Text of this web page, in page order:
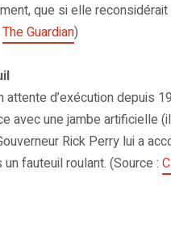
que si elle
The Guardian)
d’exécution depuis
avec une jambe artificielle
Rick Perry lui a
fauteuil roulant. (Source :